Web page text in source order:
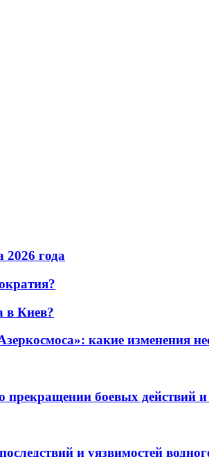
2026 года
в Киев?
какие изменения
боевых действий и
и уязвимостей